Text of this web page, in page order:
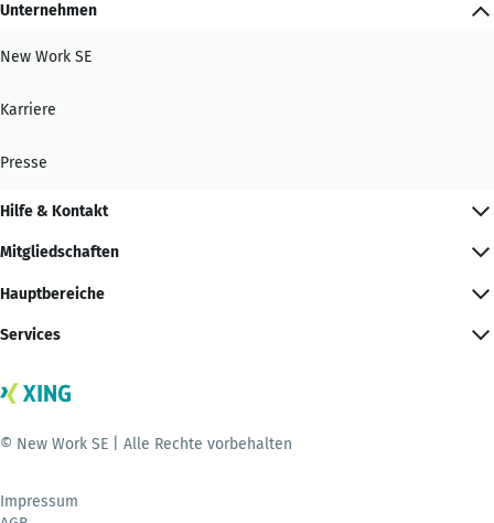
Unternehmen
New Work SE
Karriere
Presse
Hilfe & Kontakt
Mitgliedschaften
Hauptbereiche
Services
© New Work SE | Alle Rechte vorbehalten
Impressum